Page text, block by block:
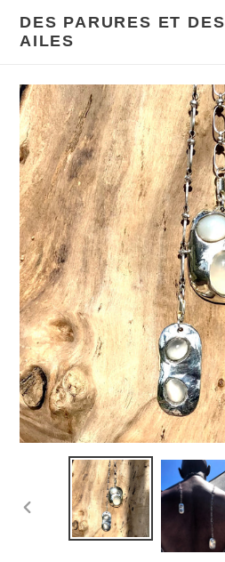
contenu
DES PARURES ET DES
AILES
DIAPOSITIVE
PRÉCÉDENTE